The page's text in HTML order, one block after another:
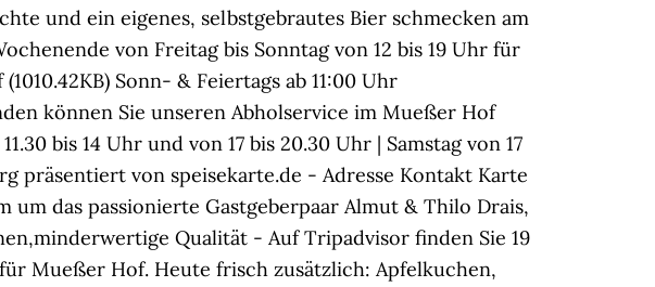
und ein eigenes, selbstgebrautes Bier schmecken am
von Freitag bis Sonntag von 12 bis 19 Uhr für
Sonn- & Feiertags ab 11:00 Uhr
können Sie unseren Abholservice im Mueßer Hof
bis 14 Uhr und von 17 bis 20.30 Uhr | Samstag von 17
präsentiert von speisekarte.de - Adresse Kontakt Karte
das passionierte Gastgeberpaar Almut & Thilo Drais,
Qualität - Auf Tripadvisor finden Sie 19
Mueßer Hof. Heute frisch zusätzlich: Apfelkuchen,